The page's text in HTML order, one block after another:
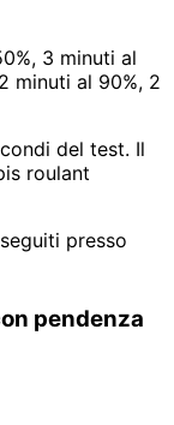
3 minuti al
minuti al 90%, 2
del test. Il
roulant
presso
pendenza